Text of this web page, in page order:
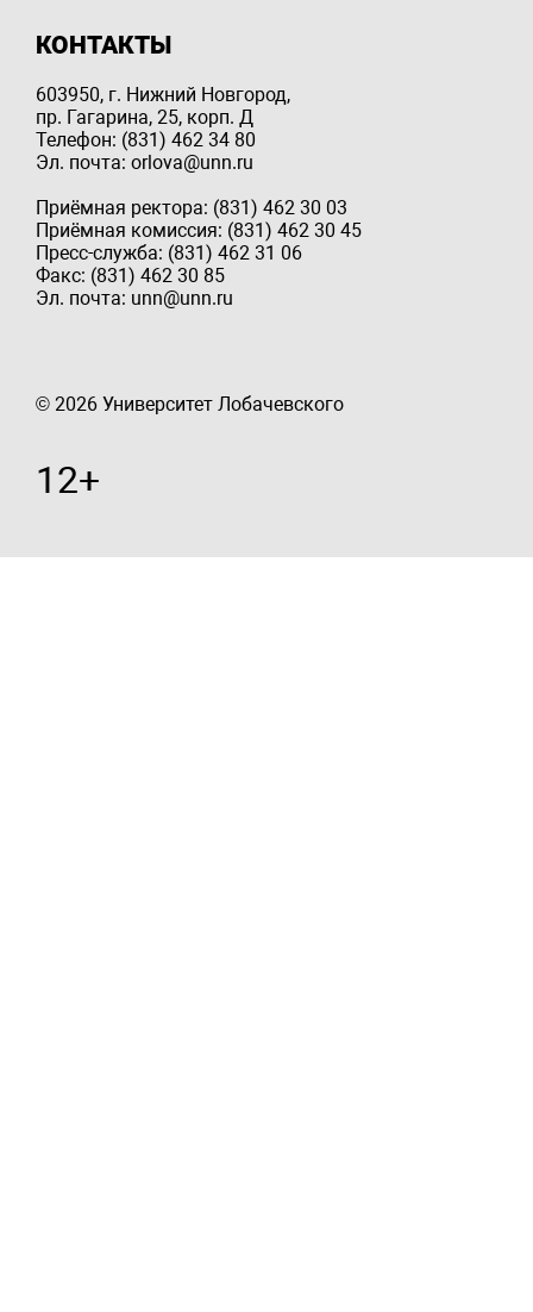
КОНТАКТЫ
603950, г. Нижний Новгород,
пр. Гагарина, 25, корп. Д
Телефон: (831) 462 34 80
Эл. почта: orlova@unn.ru
Приёмная ректора: (831) 462 30 03
Приёмная комиссия: (831) 462 30 45
Пресс-служба: (831) 462 31 06
Факс: (831) 462 30 85
Эл. почта: unn@unn.ru
© 2026 Университет Лобачевского
12+